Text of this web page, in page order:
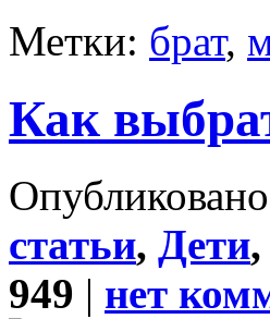
Метки: брат,
Как
статьи, Дети,
949 | нет